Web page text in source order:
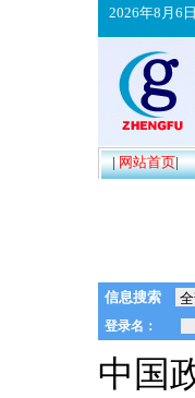
2026年8月6
|网站首页|
信息搜索
中国